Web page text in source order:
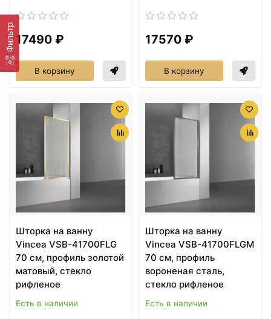
Фильтр17490 ₽
В корзину
17570 ₽
В корзину
Шторка на ванну
Vincea VSB-41700FLG
70 см, профиль золотой
матовый, стекло
рифленое
Есть в наличии
Шторка на ванну
Vincea VSB-41700FLGM
70 см, профиль
вороненая сталь,
стекло рифленое
Есть в наличии